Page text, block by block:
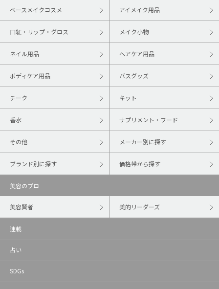
ベースメイクコスメ アイメイク用品
口紅・リップ・グロス メイク小物
ネイル用品 ヘアケア用品
ボディケア用品 バスグッズ
チーク キット
香水 サプリメント・フード
その他 メーカー別に探す
ブランド別に探す 価格帯から探す
美容のプロ
美容賢者 美的リーダーズ
連載
占い
SDGs